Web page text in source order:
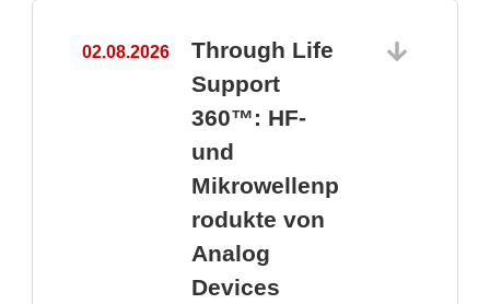
02.08.2026
Through Life
Support
360™: HF-
und
Mikrowellenp
rodukte von
Analog
Devices